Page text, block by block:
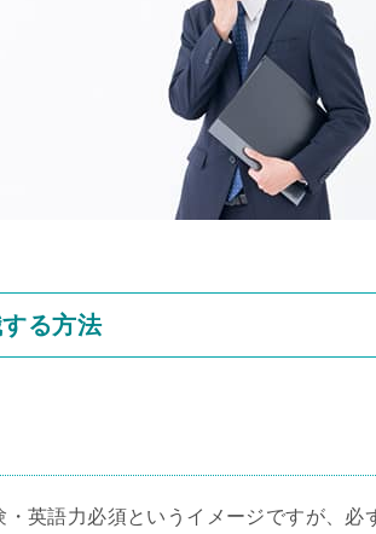
る方法
英語力必須というイメージですが、必